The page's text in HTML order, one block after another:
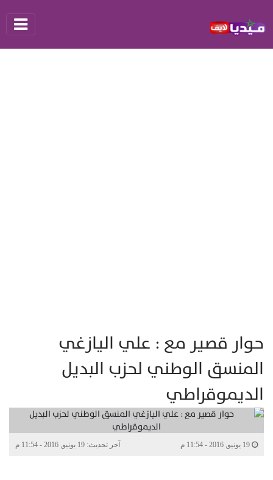
حوار قصير مع : علي اليازغي
المنسق الوطني لحزب البديل
الديموقراطي
آخر تحديث: 19 يونيو, 2016 - 11:54 م